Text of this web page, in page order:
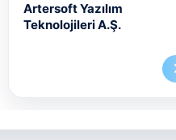
Artersoft Yazılım
Teknolojileri A.Ş.